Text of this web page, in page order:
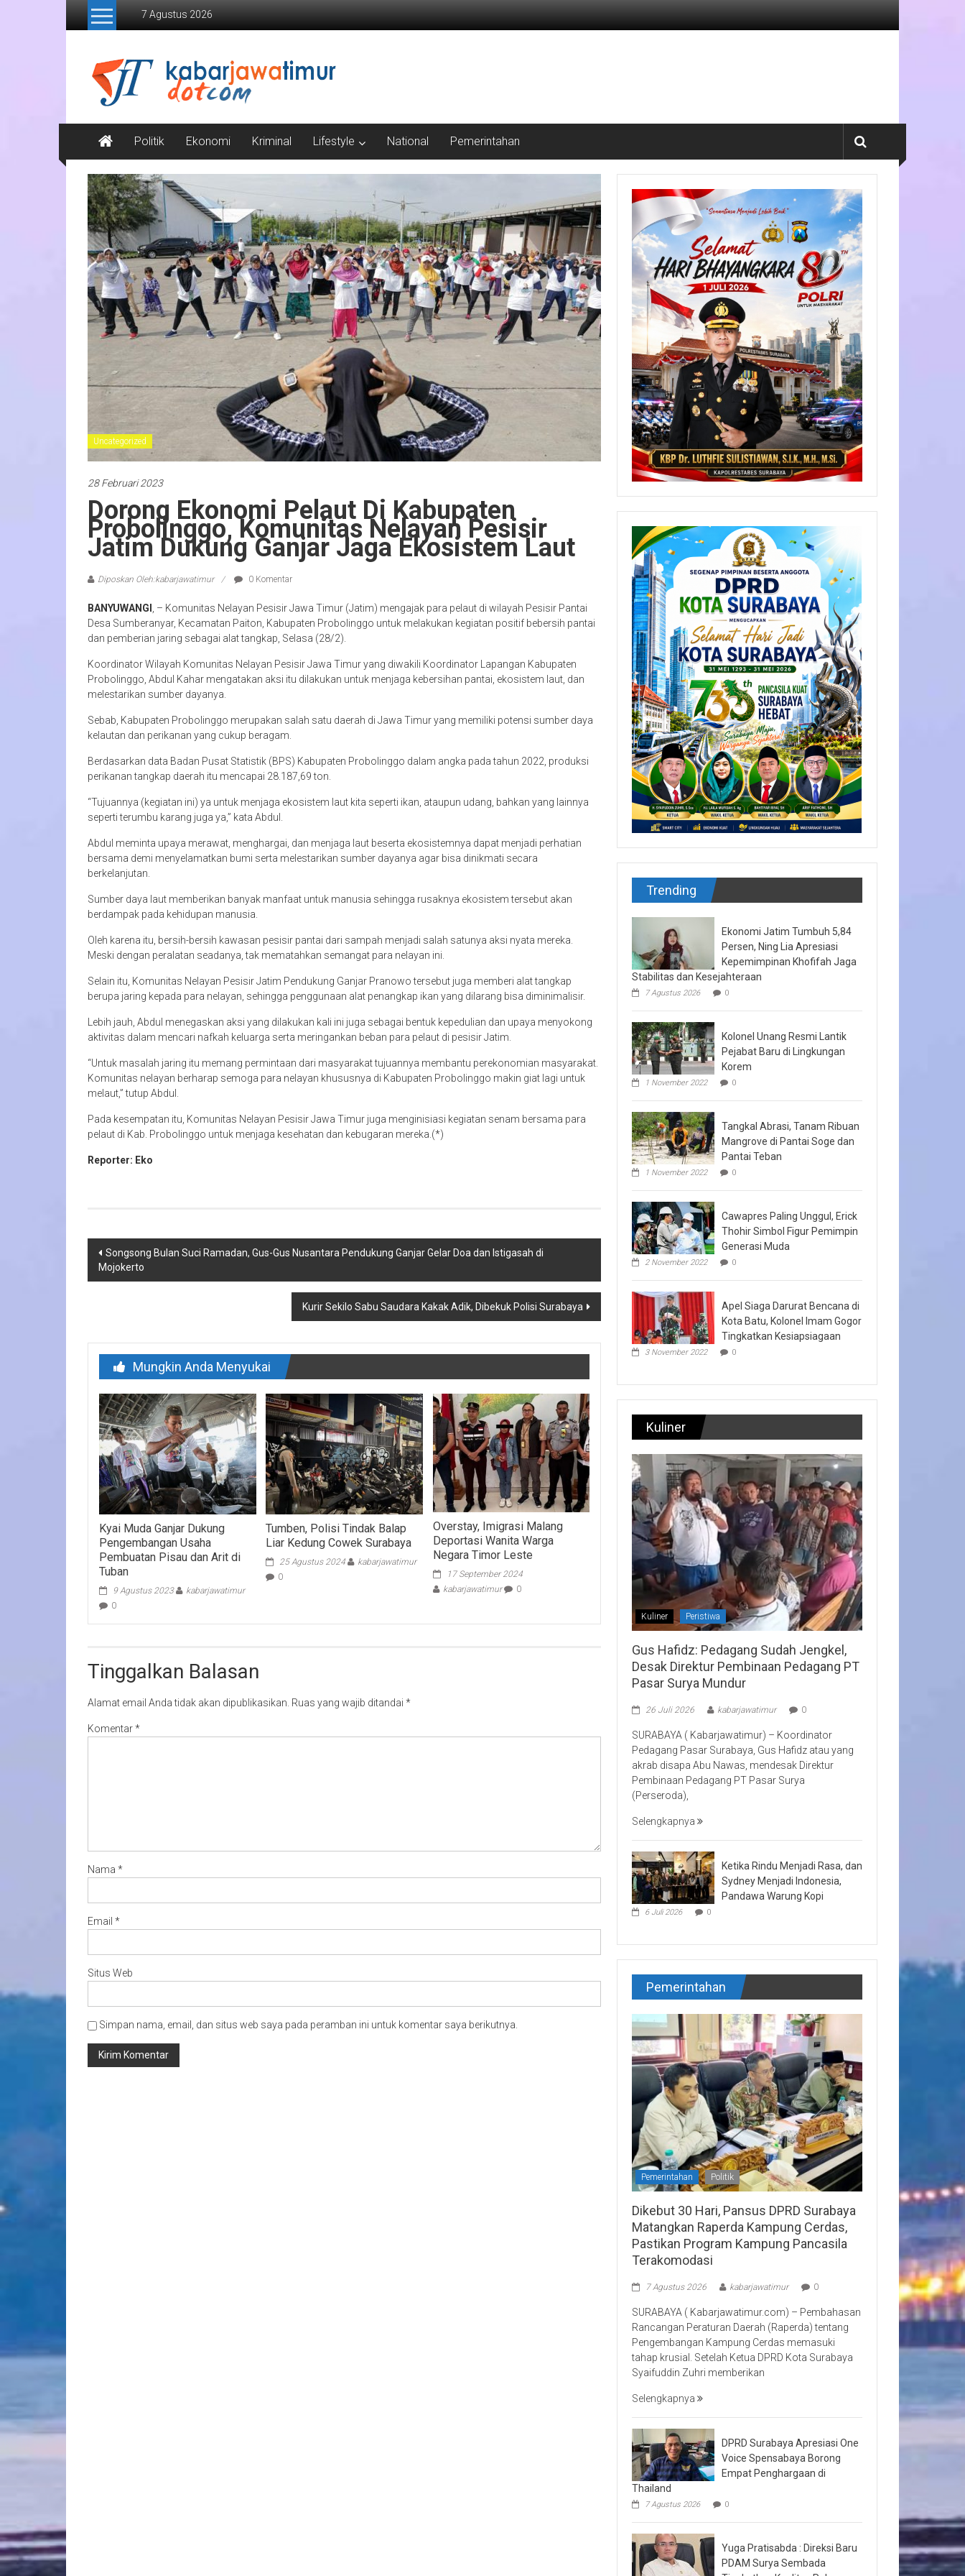
Lompat
7 Agustus 2026
Kabar
Jawa
Timur
Media
Online
Jawa
Timur
Politik Ekonomi Kriminal Lifestyle National Pemerintahan
Uncategorized
28 Februari 2023
Dorong Ekonomi Pelaut Di Kabupaten
Probolinggo, Komunitas Nelayan Pesisir
Jatim Dukung Ganjar Jaga Ekosistem Laut
Diposkan Oleh:kabarjawatimur 0 Komentar
BANYUWANGI , – Komunitas Nelayan Pesisir Jawa Timur (Jatim) mengajak para pelaut di wilayah Pesisir Pantai
Desa Sumberanyar, Kecamatan Paiton, Kabupaten Probolinggo untuk melakukan kegiatan positif bebersih pantai
dan pemberian jaring sebagai alat tangkap, Selasa (28/2).
Koordinator Wilayah Komunitas Nelayan Pesisir Jawa Timur yang diwakili Koordinator Lapangan Kabupaten
Probolinggo, Abdul Kahar mengatakan aksi itu dilakukan untuk menjaga kebersihan pantai, ekosistem laut, dan
melestarikan sumber dayanya.
Sebab, Kabupaten Probolinggo merupakan salah satu daerah di Jawa Timur yang memiliki potensi sumber daya
kelautan dan perikanan yang cukup beragam.
Berdasarkan data Badan Pusat Statistik (BPS) Kabupaten Probolinggo dalam angka pada tahun 2022, produksi
perikanan tangkap daerah itu mencapai 28.187,69 ton.
“Tujuannya (kegiatan ini) ya untuk menjaga ekosistem laut kita seperti ikan, ataupun udang, bahkan yang lainnya
seperti terumbu karang juga ya,” kata Abdul.
Abdul meminta upaya merawat, menghargai, dan menjaga laut beserta ekosistemnya dapat menjadi perhatian
bersama demi menyelamatkan bumi serta melestarikan sumber dayanya agar bisa dinikmati secara
berkelanjutan.
Sumber daya laut memberikan banyak manfaat untuk manusia sehingga rusaknya ekosistem tersebut akan
berdampak pada kehidupan manusia.
Oleh karena itu, bersih-bersih kawasan pesisir pantai dari sampah menjadi salah satunya aksi nyata mereka.
Meski dengan peralatan seadanya, tak mematahkan semangat para nelayan ini.
Selain itu, Komunitas Nelayan Pesisir Jatim Pendukung Ganjar Pranowo tersebut juga memberi alat tangkap
berupa jaring kepada para nelayan, sehingga penggunaan alat penangkap ikan yang dilarang bisa diminimalisir.
Lebih jauh, Abdul menegaskan aksi yang dilakukan kali ini juga sebagai bentuk kepedulian dan upaya menyokong
aktivitas dalam mencari nafkah keluarga serta meringankan beban para pelaut di pesisir Jatim.
“Untuk masalah jaring itu memang permintaan dari masyarakat tujuannya membantu perekonomian masyarakat.
Komunitas nelayan berharap semoga para nelayan khususnya di Kabupaten Probolinggo makin giat lagi untuk
melaut,” tutup Abdul.
Pada kesempatan itu, Komunitas Nelayan Pesisir Jawa Timur juga menginisiasi kegiatan senam bersama para
pelaut di Kab. Probolinggo untuk menjaga kesehatan dan kebugaran mereka.(*)
Reporter: Eko
Navigasi
pos
Songsong Bulan Suci Ramadan, Gus-Gus Nusantara Pendukung Ganjar Gelar Doa dan Istigasah di
Mojokerto
Kurir Sekilo Sabu Saudara Kakak Adik, Dibekuk Polisi Surabaya
Mungkin Anda Menyukai
Kyai Muda Ganjar Dukung
Pengembangan Usaha
Pembuatan Pisau dan Arit di
Tuban
9 Agustus 2023
kabarjawatimur
0
Tumben, Polisi Tindak Balap
Liar Kedung Cowek Surabaya
25 Agustus 2024
kabarjawatimur
0
Overstay, Imigrasi Malang
Deportasi Wanita Warga
Negara Timor Leste
17 September 2024
kabarjawatimur
0
Tinggalkan Balasan
Alamat email Anda tidak akan dipublikasikan. Ruas yang wajib ditandai *
Komentar*
Nama *
Email *
Situs Web
Simpan nama, email, dan situs web saya pada peramban ini untuk komentar saya berikutnya.
Trending
Ekonomi Jatim Tumbuh 5,84
Persen, Ning Lia Apresiasi
Kepemimpinan Khofifah Jaga
Stabilitas dan Kesejahteraan
7 Agustus 2026 0
Kolonel Unang Resmi Lantik
Pejabat Baru di Lingkungan
Korem
1 November 2022 0
Tangkal Abrasi, Tanam Ribuan
Mangrove di Pantai Soge dan
Pantai Teban
1 November 2022 0
Cawapres Paling Unggul, Erick
Thohir Simbol Figur Pemimpin
Generasi Muda
2 November 2022 0
Apel Siaga Darurat Bencana di
Kota Batu, Kolonel Imam Gogor
Tingkatkan Kesiapsiagaan
3 November 2022 0
Kuliner
Kuliner Peristiwa
Gus Hafidz: Pedagang Sudah Jengkel,
Desak Direktur Pembinaan Pedagang PT
Pasar Surya Mundur
26 Juli 2026 kabarjawatimur 0
SURABAYA ( Kabarjawatimur) – Koordinator
Pedagang Pasar Surabaya, Gus Hafidz atau yang
akrab disapa Abu Nawas, mendesak Direktur
Pembinaan Pedagang PT Pasar Surya
(Perseroda),
Selengkapnya
Ketika Rindu Menjadi Rasa, dan
Sydney Menjadi Indonesia,
Pandawa Warung Kopi
6 Juli 2026 0
Pemerintahan
Pemerintahan Politik
Dikebut 30 Hari, Pansus DPRD Surabaya
Matangkan Raperda Kampung Cerdas,
Pastikan Program Kampung Pancasila
Terakomodasi
7 Agustus 2026 kabarjawatimur 0
SURABAYA ( Kabarjawatimur.com) – Pembahasan
Rancangan Peraturan Daerah (Raperda) tentang
Pengembangan Kampung Cerdas memasuki
tahap krusial. Setelah Ketua DPRD Kota Surabaya
Syaifuddin Zuhri memberikan
Selengkapnya
DPRD Surabaya Apresiasi One
Voice Spensabaya Borong
Empat Penghargaan di
Thailand
7 Agustus 2026 0
Yuga Pratisabda : Direksi Baru
PDAM Surya Sembada